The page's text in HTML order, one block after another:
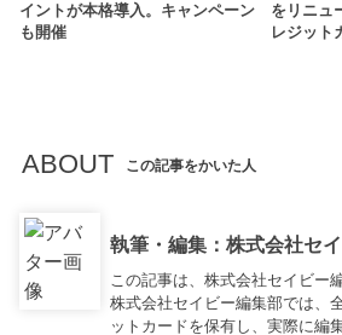
イントが本格導入。キャンペーン
も開催
をリニュ
レジット
ABOUT この記事をかいた人
執筆・編集：株式会社セ
この記事は、株式会社セイビー
株式会社セイビー編集部では、
ットカードを保有し、実際に編